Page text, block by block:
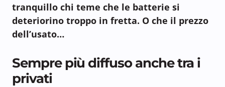
tranquillo chi teme che le batterie si
deteriorino troppo in fretta. O che il prezzo
dell’usato…
Sempre più diffuso anche tra i
privati